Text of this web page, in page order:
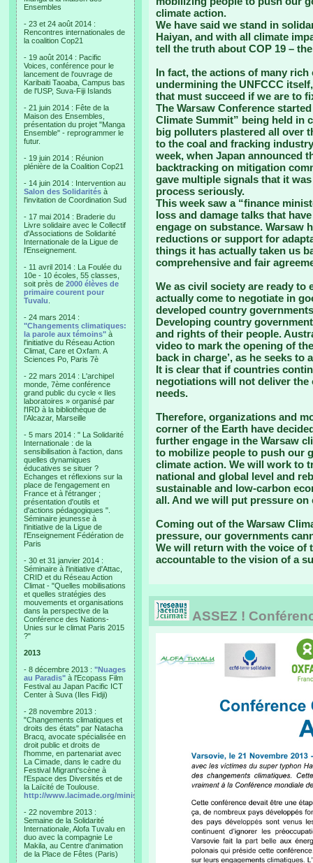
Ensembles
- 23 et 24 août 2014 :
Rencontres internationales de
la coalition Cop21
- 19 août 2014 : Pacific
Voices, conférence pour le
lancement de l'ouvrage de
Karibaiti Taoaba, Campus bas
de l'USP, Suva-Fiji Islands
- 21 juin 2014 : Fête de la
Maison des Ensembles,
présentation du projet "Manga
Ensemble" - reprogrammer le
futur.
- 19 juin 2014 : Réunion
plénière de la Coalition Cop21
- 14 juin 2014 : Intervention au
Salon des Solidarités à
l'invitation de Coordination Sud
- 17 mai 2014 : Braderie du
Livre solidaire avec le Collectif
d'Associations de Solidarité
Internationale de la Ligue de
l'Enseignement.
- 11 avril 2014 : La Foulée du
10e - 10 écoles, 55 classes,
soit près de 2000 élèves de
primaire courent pour
Tuvalu
- 24 mars 2014 :
"Changements climatiques:
la parole aux témoins" à
l'initiative du Réseau Action
Climat, Care et Oxfam. A
Sciences Po, Paris 7è
- 22 mars 2014 : L'archipel
monde, 7ème conférence
grand public du cycle « Iles
laboratoires » organisé par
l'IRD à la bibliothèque de
l’Alcazar, Marseille
- 5 mars 2014 : " La Solidarité
Internationale : de la
sensibilisation à l'action, dans
quelles dynamiques
éducatives se situer ?
Echanges et réflexions sur la
place de l'engagement en
France et à l'étranger ;
présentation d'outils et
d'actions pédagogiques ".
Séminaire jeunesse à
l'initiative de la Ligue de
l'Enseignement Fédération de
Paris
- 30 et 31 janvier 2014 :
Séminaire à l'initiative d'Attac,
CRID et du Réseau Action
Climat - "Quelles mobilisations
et quelles stratégies des
mouvements et organisations
dans la perspective de la
Conférence des Nations-
Unies sur le climat Paris 2015
?"
2013
- 8 décembre 2013 : "Nuages
au Paradis" à l'Ecopass Film
Festival au Japan Pacific ICT
Center à Suva (Iles Fidji)
- 28 novembre 2013 :
"Changements climatiques et
droits des états" par Natacha
Bracq, avocate spécialisée en
droit public et droits de
l'homme, en partenariat avec
La Cimade, dans le cadre du
Festival Migrant'scène à
l'Espace des Diversités et de
la Laïcité de Toulouse.
http://www.lacimade.org/minisites/migrantscene
- 22 novembre 2013 :
Semaine de la Solidarité
Internationale, Alofa Tuvalu en
duo avec la compagnie Le
Makila, au Centre d'animation
de la Place de Fêtes (Paris)
climate action.
We have said we stand in
Haiyan, and with all climate
tell the truth about COP 19 –
In fact, the actions of many
undermining the UNFCCC
that must succeed if we are to
The Warsaw Conference
Climate Summit” being held in
big polluters plastered all over
to the coal and fracking
week, when Japan announced
backtracking on mitigation
gave multiple signals that it
process seriously.
This week saw a “finance
loss and damage talks that
engage on substance. Warsaw
reductions or support for
things it has actually taken us
comprehensive and fair
We as civil society are ready to
actually come to negotiate in
developed country
Developing country
and rights of their people.
video to mark the opening of
back in charge’, as he seeks to
It is clear that if countries
negotiations will not deliver
needs.
Therefore, organizations and
corner of the Earth have
further engage in the Warsaw
to mobilize people to push our
climate action. We will work to
national and global level and
sustainable and low-carbon
all. And we will put pressure on
Coming out of the Warsaw
pressure, our governments
We will return with the voice of
accountable to the vision of a
ASSEZ !